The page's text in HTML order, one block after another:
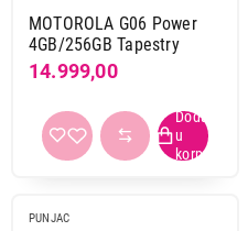
MOTOROLA G06 Power
4GB/256GB Tapestry
14.999,00
PUNJAC